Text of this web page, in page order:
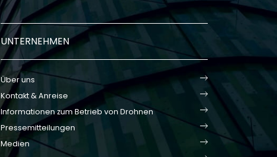
UNTERNEHMEN
Über uns
Kontakt & Anreise
Informationen zum Betrieb von Drohnen
Pressemitteilungen
Medien